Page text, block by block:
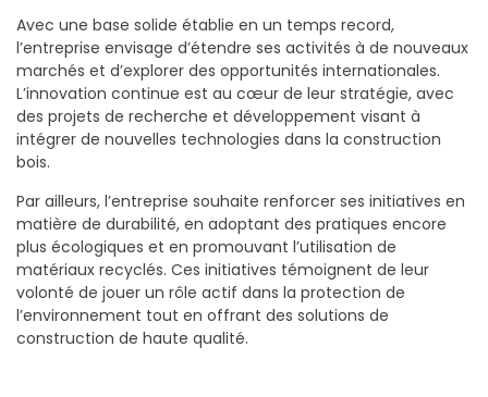
Avec une base solide établie en un temps record,
l’entreprise envisage d’étendre ses activités à de nouveaux
marchés et d’explorer des opportunités internationales.
L’innovation continue est au cœur de leur stratégie, avec
des projets de recherche et développement visant à
intégrer de nouvelles technologies dans la construction
bois.
Par ailleurs, l’entreprise souhaite renforcer ses initiatives en
matière de durabilité, en adoptant des pratiques encore
plus écologiques et en promouvant l’utilisation de
matériaux recyclés. Ces initiatives témoignent de leur
volonté de jouer un rôle actif dans la protection de
l’environnement tout en offrant des solutions de
construction de haute qualité.